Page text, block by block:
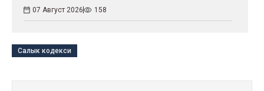
07 Август 2026 158
Салык кодекси